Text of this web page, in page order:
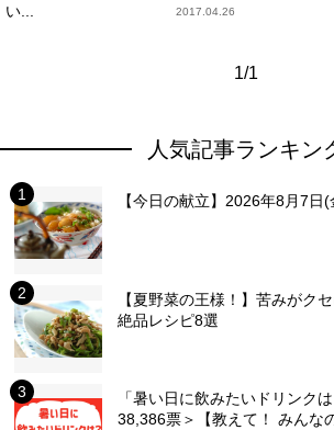
い...
2017.04.26
1/1
人気記事ランキン
【今日の献立】2026年8月7日(
【夏野菜の王様！】苦みがク
絶品レシピ8選
「暑い日に飲みたいドリンク
38,386票＞【教えて！ みんな